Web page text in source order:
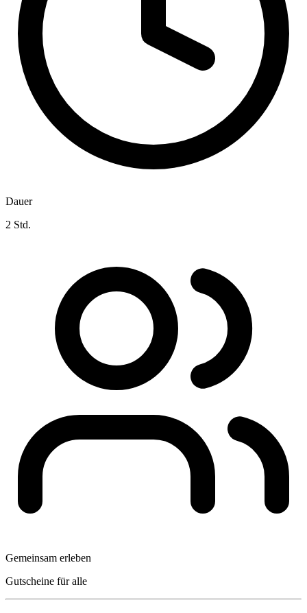
Dauer
2 Std.
Gemeinsam erleben
Gutscheine für alle